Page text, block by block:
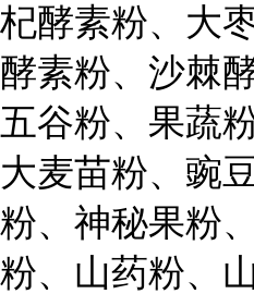
杞酵素粉、大
酵素粉、沙棘
五谷粉、果蔬
大麦苗粉、豌
粉、神秘果粉
粉、山药粉、